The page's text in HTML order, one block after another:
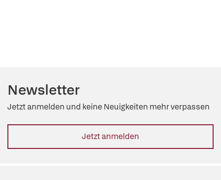
Newsletter
Jetzt anmelden und keine Neuigkeiten mehr verpassen
Jetzt anmelden